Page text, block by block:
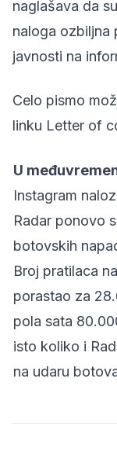
naglašava da
naloga ozbiljna
javnosti na
Celo pismo
linku Letter of
U
Instagram
Radar ponovo
botovskih
Broj pratilaca
porastao za
pola sata
isto koliko i
na udaru